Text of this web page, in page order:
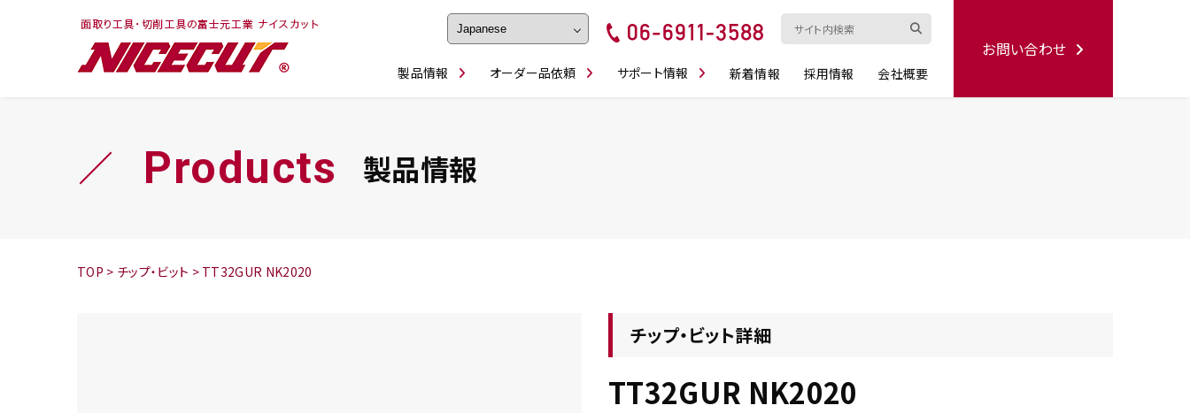
製品情報
シリーズ
オーダー品依頼
フェイス・ショルダーシリーズ 磨きの鬼
サポート情報
新着情報 採用情報 会社概要
お問い合わせ
Products 製品情報
TOP > チップ・ビット > TT32GUR NK2020
チップ・ビット詳細
TT32GUR NK2020